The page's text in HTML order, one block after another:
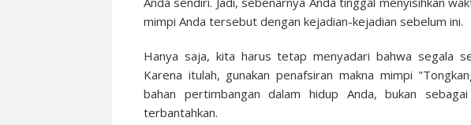
mimpi Anda tersebut dengan kejadian-kejadian sebelum ini.
Hanya saja, kita harus tetap menyadari bahwa segala
Karena itulah, gunakan penafsiran makna mimpi
bahan pertimbangan dalam hidup Anda, bukan
terbantahkan.